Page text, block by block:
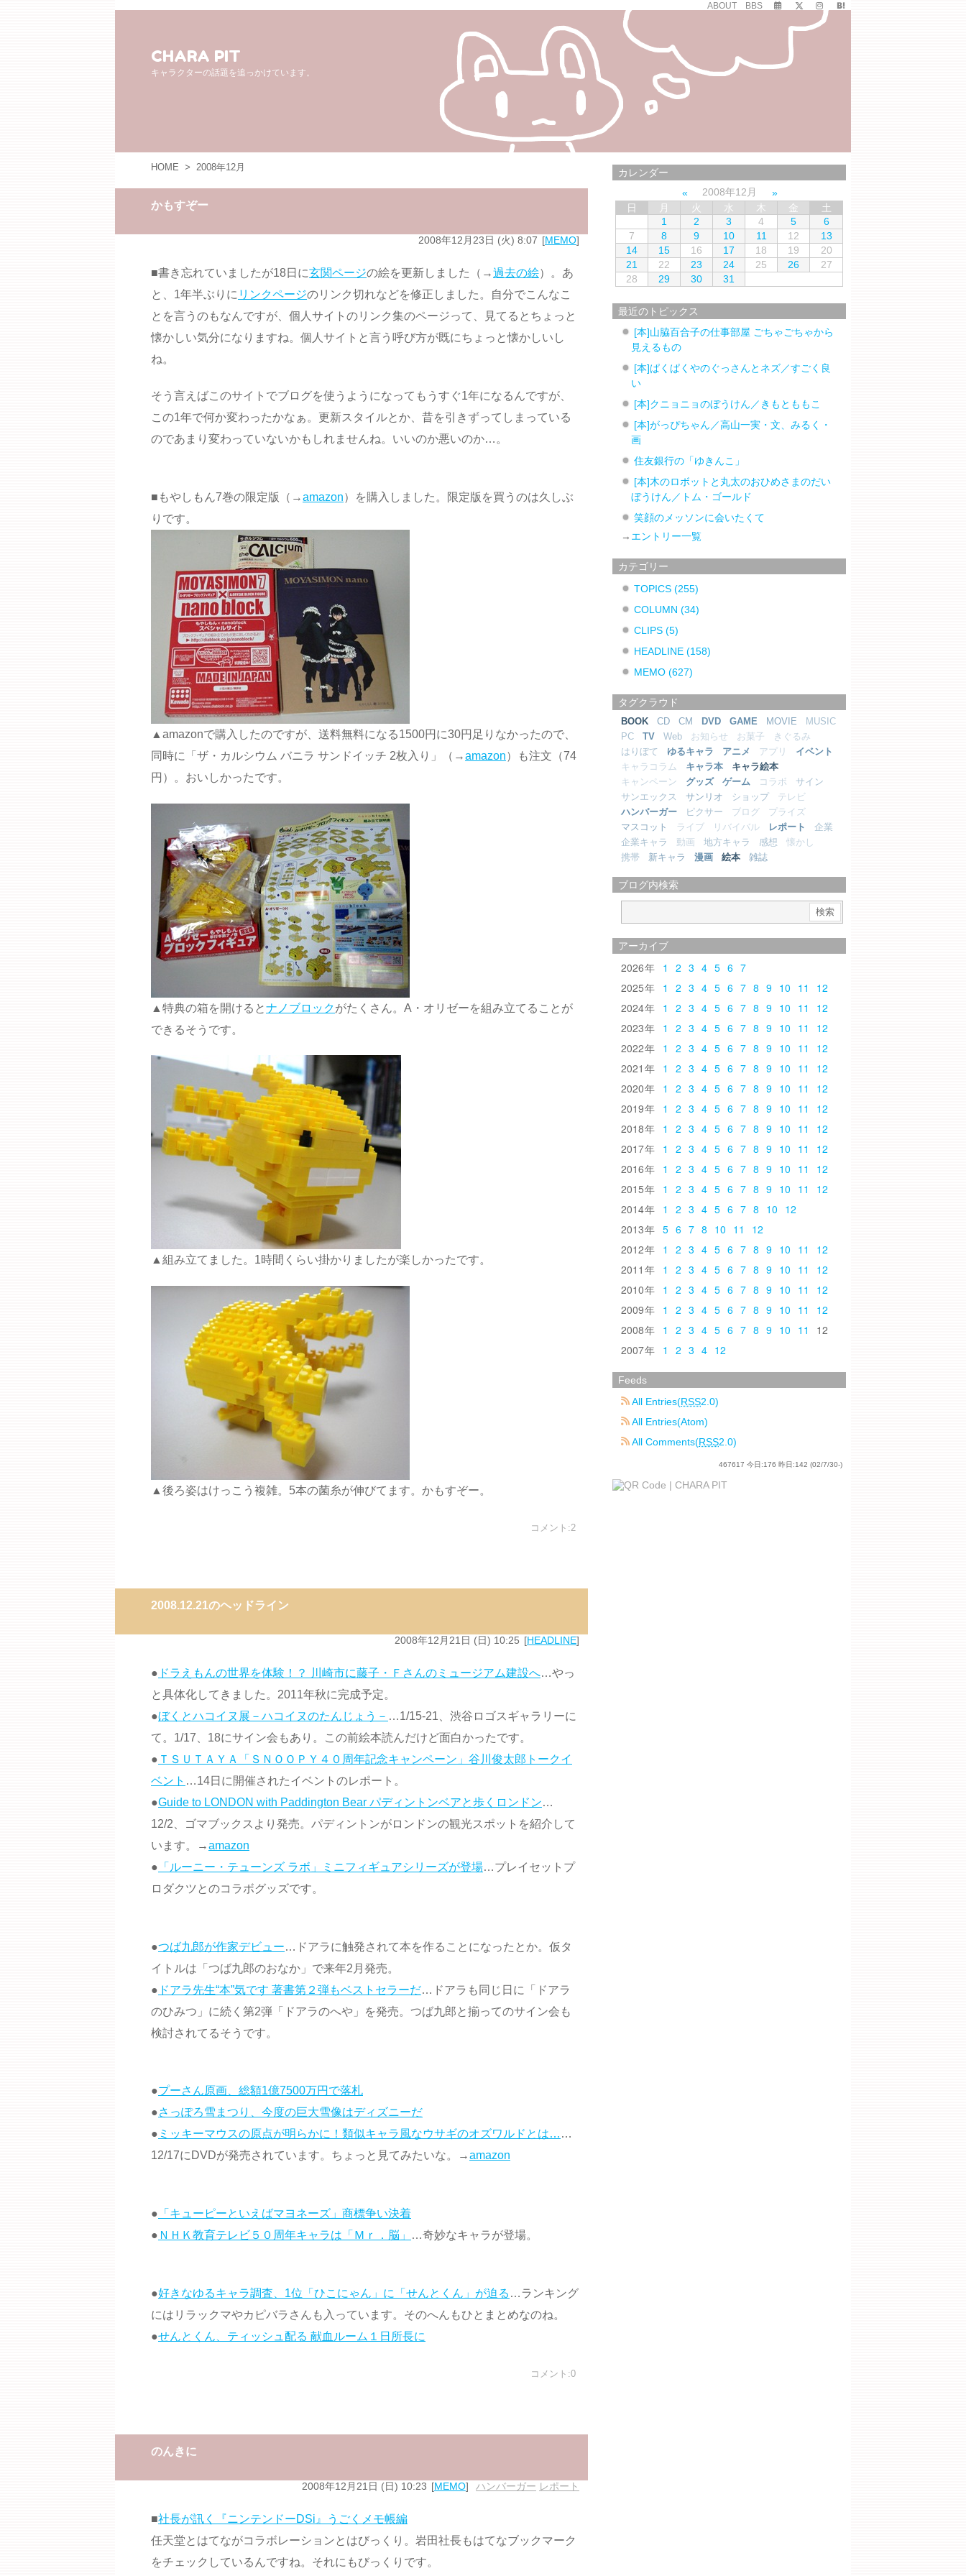
ABOUT BBS
CHARA PIT
キャラクターの話題を追っかけています。
HOME > 2008年12月
かもすぞー
2008年12月23日 (火) 8:07 MEMO
■書き忘れていましたが18日に玄関ページの絵を更新しました（→過去の絵）。あ
と、1年半ぶりに リンクページのリンク切れなどを修正しました。自分でこんなこ
とを言うのもなんですが、個人サイトのリンク集のページって、見てるとちょっと
懐かしい気分になりますね。個人サイトと言う呼び方が既にちょっと懐かしいし
ね。
そう言えばこのサイトでブログを使うようになってもうすぐ1年になるんですが、
この1年で何か変わったかなぁ。更新スタイルとか、昔を引きずってしまっている
のであまり変わっていないかもしれませんね。いいのか悪いのか…。
■もやしもん7巻の限定版（→amazon）を購入しました。限定版を買うのは久しぶ
りです。
▲amazonで購入したのですが、送料無料になる1500円に30円足りなかったので、
同時に「ザ・カルシウム バニラ サンドイッチ 2枚入り」（→amazon）も注文（74
円）。おいしかったです。
▲特典の箱を開けるとナノブロックがたくさん。A・オリゼーを組み立てることが
できるそうです。
▲組み立てました。1時間くらい掛かりましたが楽しかったです。
▲後ろ姿はけっこう複雑。5本の菌糸が伸びてます。かもすぞー。
コメント:2
2008.12.21のヘッドライン
2008年12月21日 (日) 10:25 HEADLINE
● ドラえもんの世界を体験！？ 川崎市に藤子・Ｆさんのミュージアム建設へ…やっ
と具体化してきました。2011年秋に完成予定。
●ぼくとハコイヌ展－ハコイヌのたんじょう－ …1/15-21、渋谷ロゴスギャラリーに
て。1/17、18にサイン会もあり。この前絵本読んだけど面白かったです。
● ＴＳＵＴＡＹＡ「ＳＮＯＯＰＹ４０周年記念キャンペーン」谷川俊太郎トークイ
ベント …14日に開催されたイベントのレポート。
●Guide to LONDON with Paddington Bear パディントンベアと歩くロンドン…
12/2、ゴマブックスより発売。パディントンがロンドンの観光スポットを紹介して
います。→amazon
● 「ルーニー・テューンズ ラボ」ミニフィギュアシリーズが登場…プレイセットプ
ロダクツとのコラボグッズです。
●つば九郎が作家デビュー…ドアラに触発されて本を作ることになったとか。仮タ
イトルは「つば九郎のおなか」で来年2月発売。
● ドアラ先生“本”気です 著書第２弾もベストセラーだ…ドアラも同じ日に「ドアラ
のひみつ」に続く第2弾「ドアラのへや」を発売。つば九郎と揃ってのサイン会も
検討されてるそうです。
●プーさん原画、総額1億7500万円で落札
●さっぽろ雪まつり、今度の巨大雪像はディズニーだ
● ミッキーマウスの原点が明らかに！類似キャラ風なウサギのオズワルドとは… …
12/17にDVDが発売されています。ちょっと見てみたいな。→amazon
● 「キューピーといえばマヨネーズ」商標争い決着
● ＮＨＫ教育テレビ５０周年キャラは「Ｍｒ．脳」 …奇妙なキャラが登場。
●好きなゆるキャラ調査、1位「ひこにゃん」に「せんとくん」が迫る …ランキング
にはリラックマやカピバラさんも入っています。そのへんもひとまとめなのね。
●せんとくん、ティッシュ配る 献血ルーム１日所長に
コメント:0
のんきに
2008年12月21日 (日) 10:23 MEMO ハンバーガー レポート
■社長が訊く『ニンテンドーDSi』うごくメモ帳編
任天堂とはてながコラボレーションとはびっくり。岩田社長もはてなブックマーク
をチェックしているんですね。それにもびっくりです。
カレンダー
2008年12月
日
月 火 水 木 金
土
1
2 3 4 5
6
7
8 9 10 11 12
13
14
15 16 17 18 19
20
21
22 23 24 25 26
27
28
29 30 31
最近のトピックス
[本]山脇百合子の仕事部屋 ごちゃごちゃから
見えるもの
[本]ぱくぱくやのぐっさんとネズ／すごく良
い
[本]クニョニョのぼうけん／きもとももこ
[本]がっぴちゃん／高山一実・文、みるく・
画
住友銀行の「ゆきんこ」
[本]木のロボットと丸太のおひめさまのだい
ぼうけん／トム・ゴールド
笑顔のメッソンに会いたくて
→ エントリー一覧
カテゴリー
TOPICS(255)
COLUMN(34)
CLIPS(5)
HEADLINE(158)
MEMO(627)
タグクラウド
BOOK CD CM DVD GAME MOVIE
MUSIC
PC
TV Web お知らせ お菓子
きぐるみ
はりぼて
ゆるキャラ アニメ アプリ
イベント
キャラコラム
キャラ本
キャラ絵本
キャンペーン
グッズ ゲーム コラボ
サイン
サンエックス
サンリオ ショップ
テレビ
ハンバーガー
ピクサー ブログ
プライズ
マスコット
ライブ リバイバル レポート
企業
企業キャラ
動画 地方キャラ 感想
懐かし
携帯
新キャラ 漫画 絵本 雑誌
ブログ内検索
アーカイブ
2026 1 2 3 4 5 6 7
2025
1 2 3 4 5 6 7 8 9 10 11
12
2024
1 2 3 4 5 6 7 8 9 10 11
12
2023
1 2 3 4 5 6 7 8 9 10 11
12
2022
1 2 3 4 5 6 7 8 9 10 11
12
2021
1 2 3 4 5 6 7 8 9 10 11
12
2020
1 2 3 4 5 6 7 8 9 10 11
12
2019
1 2 3 4 5 6 7 8 9 10 11
12
2018
1 2 3 4 5 6 7 8 9 10 11
12
2017
1 2 3 4 5 6 7 8 9 10 11
12
2016
1 2 3 4 5 6 7 8 9 10 11
12
2015
1 2 3 4 5 6 7 8 9 10 11
12
2014
1 2 3 4 5 6 7 8 10 12
2013
5 6 7 8 10 11
12
2012
1 2 3 4 5 6 7 8 9 10 11
12
2011
1 2 3 4 5 6 7 8 9 10 11
12
2010
1 2 3 4 5 6 7 8 9 10 11
12
2009
1 2 3 4 5 6 7 8 9 10 11
12
2008
1 2 3 4 5 6 7 8 9 10 11
12
2007
1 2 3 4 12
Feeds
All Entries(RSS2.0)
All Entries(Atom)
All Comments(RSS2.0)
467617 今日:176 昨日:142 (02/7/30-)